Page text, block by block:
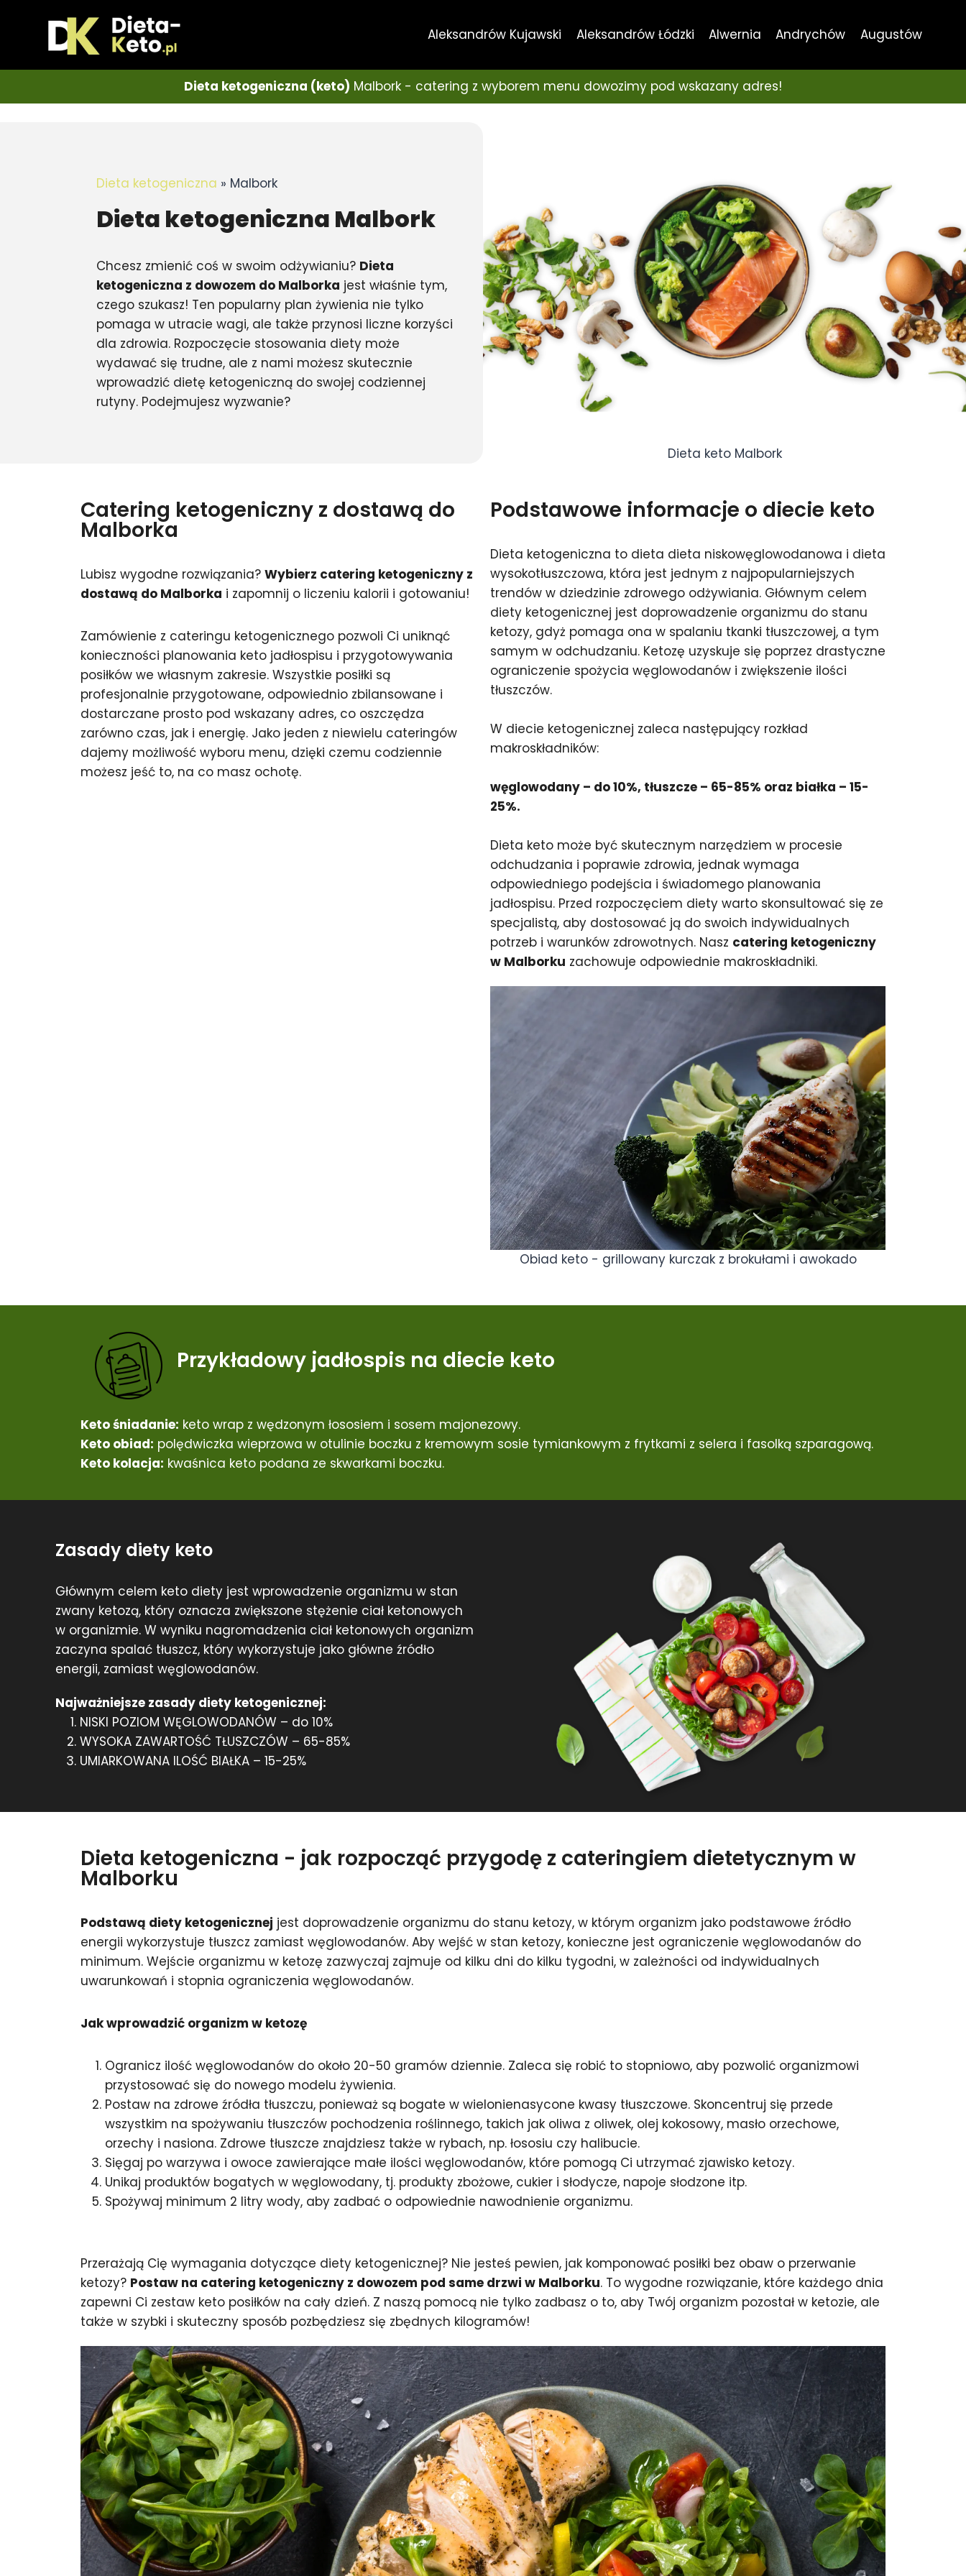
Aleksandrów Kujawski Aleksandrów Łódzki Alwernia Andrychów Augustów
Dieta ketogeniczna (keto) Malbork - catering z wyborem menu dowozimy pod wskazany adres!
Dieta ketogeniczna » Malbork
Dieta ketogeniczna Malbork
Chcesz zmienić coś w swoim odżywianiu? Dieta
ketogeniczna z dowozem do Malborka jest właśnie tym,
czego szukasz! Ten popularny plan żywienia nie tylko
pomaga w utracie wagi, ale także przynosi liczne korzyści
dla zdrowia. Rozpoczęcie stosowania diety może
wydawać się trudne, ale z nami możesz skutecznie
wprowadzić dietę ketogeniczną do swojej codziennej
rutyny. Podejmujesz wyzwanie?
Dieta keto Malbork
Catering ketogeniczny z dostawą do
Malborka
Lubisz wygodne rozwiązania? Wybierz catering ketogeniczny z
dostawą do Malborka i zapomnij o liczeniu kalorii i gotowaniu!
Zamówienie z cateringu ketogenicznego pozwoli Ci uniknąć
konieczności planowania keto jadłospisu i przygotowywania
posiłków we własnym zakresie. Wszystkie posiłki są
profesjonalnie przygotowane, odpowiednio zbilansowane i
dostarczane prosto pod wskazany adres, co oszczędza
zarówno czas, jak i energię. Jako jeden z niewielu cateringów
dajemy możliwość wyboru menu, dzięki czemu codziennie
możesz jeść to, na co masz ochotę.
Podstawowe informacje o diecie keto
Dieta ketogeniczna to dieta dieta niskowęglowodanowa i dieta
wysokotłuszczowa, która jest jednym z najpopularniejszych
trendów w dziedzinie zdrowego odżywiania. Głównym celem
diety ketogenicznej jest doprowadzenie organizmu do stanu
ketozy, gdyż pomaga ona w spalaniu tkanki tłuszczowej, a tym
samym w odchudzaniu. Ketozę uzyskuje się poprzez drastyczne
ograniczenie spożycia węglowodanów i zwiększenie ilości
tłuszczów.
W diecie ketogenicznej zaleca następujący rozkład
makroskładników:
węglowodany – do 10%, tłuszcze – 65-85% oraz białka – 15-
25%.
Dieta keto może być skutecznym narzędziem w procesie
odchudzania i poprawie zdrowia, jednak wymaga
odpowiedniego podejścia i świadomego planowania
jadłospisu. Przed rozpoczęciem diety warto skonsultować się ze
specjalistą, aby dostosować ją do swoich indywidualnych
potrzeb i warunków zdrowotnych. Nasz catering ketogeniczny
w Malborku zachowuje odpowiednie makroskładniki.
Obiad keto - grillowany kurczak z brokułami i awokado
Przykładowy jadłospis na diecie keto
Keto śniadanie: keto wrap z wędzonym łososiem i sosem majonezowy.
Keto obiad: polędwiczka wieprzowa w otulinie boczku z kremowym sosie tymiankowym z frytkami z selera i fasolką szparagową.
Keto kolacja: kwaśnica keto podana ze skwarkami boczku.
Zasady diety keto
Głównym celem keto diety jest wprowadzenie organizmu w stan
zwany ketozą, który oznacza zwiększone stężenie ciał ketonowych
w organizmie. W wyniku nagromadzenia ciał ketonowych organizm
zaczyna spalać tłuszcz, który wykorzystuje jako główne źródło
energii, zamiast węglowodanów.
Najważniejsze zasady diety ketogenicznej:
NISKI POZIOM WĘGLOWODANÓW – do 10%
WYSOKA ZAWARTOŚĆ TŁUSZCZÓW – 65-85%
UMIARKOWANA ILOŚĆ BIAŁKA – 15-25%
Dieta ketogeniczna - jak rozpocząć przygodę z cateringiem dietetycznym w
Malborku
Podstawą diety ketogenicznej jest doprowadzenie organizmu do stanu ketozy, w którym organizm jako podstawowe źródło
energii wykorzystuje tłuszcz zamiast węglowodanów. Aby wejść w stan ketozy, konieczne jest ograniczenie węglowodanów do
minimum. Wejście organizmu w ketozę zazwyczaj zajmuje od kilku dni do kilku tygodni, w zależności od indywidualnych
uwarunkowań i stopnia ograniczenia węglowodanów.
Jak wprowadzić organizm w ketozę
Ogranicz ilość węglowodanów do około 20-50 gramów dziennie. Zaleca się robić to stopniowo, aby pozwolić organizmowi
przystosować się do nowego modelu żywienia.
Postaw na zdrowe źródła tłuszczu, ponieważ są bogate w wielonienasycone kwasy tłuszczowe. Skoncentruj się przede
wszystkim na spożywaniu tłuszczów pochodzenia roślinnego, takich jak oliwa z oliwek, olej kokosowy, masło orzechowe,
orzechy i nasiona. Zdrowe tłuszcze znajdziesz także w rybach, np. łososiu czy halibucie.
Sięgaj po warzywa i owoce zawierające małe ilości węglowodanów, które pomogą Ci utrzymać zjawisko ketozy.
Unikaj produktów bogatych w węglowodany, tj. produkty zbożowe, cukier i słodycze, napoje słodzone itp.
Spożywaj minimum 2 litry wody, aby zadbać o odpowiednie nawodnienie organizmu.
Przerażają Cię wymagania dotyczące diety ketogenicznej? Nie jesteś pewien, jak komponować posiłki bez obaw o przerwanie
ketozy? Postaw na catering ketogeniczny z dowozem pod same drzwi w Malborku. To wygodne rozwiązanie, które każdego dnia
zapewni Ci zestaw keto posiłków na cały dzień. Z naszą pomocą nie tylko zadbasz o to, aby Twój organizm pozostał w ketozie, ale
także w szybki i skuteczny sposób pozbędziesz się zbędnych kilogramów!